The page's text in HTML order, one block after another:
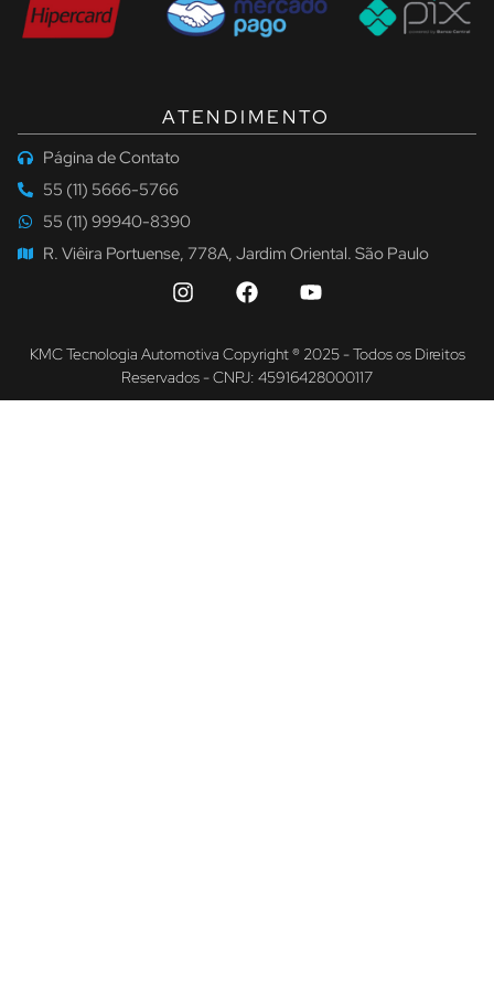
ATENDIMENTO
Página de Contato
55 (11) 5666-5766
55 (11) 99940-8390
R. Viêira Portuense, 778A, Jardim Oriental. São Paulo
KMC Tecnologia Automotiva Copyright ® 2025 - Todos os Direitos
Reservados - CNPJ: 45916428000117